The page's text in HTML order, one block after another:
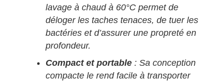
lavage à chaud à 60°C permet de
déloger les taches tenaces, de tuer les
bactéries et d’assurer une propreté en
profondeur.
Compact et portable : Sa conception
compacte le rend facile à transporter